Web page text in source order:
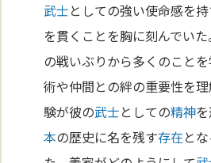
武士としての強い使命感を
を貫くことを胸に刻んでい
の戦いぶりから多くのこと
術や仲間との絆の重要性を
験が彼の武士としての精神
本の歴史に名を残す存在と